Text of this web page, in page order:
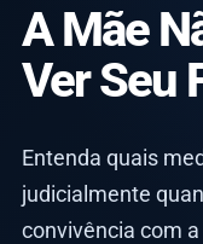
A Mãe
Ver Seu
Entenda quais
judicialmente
convivência com